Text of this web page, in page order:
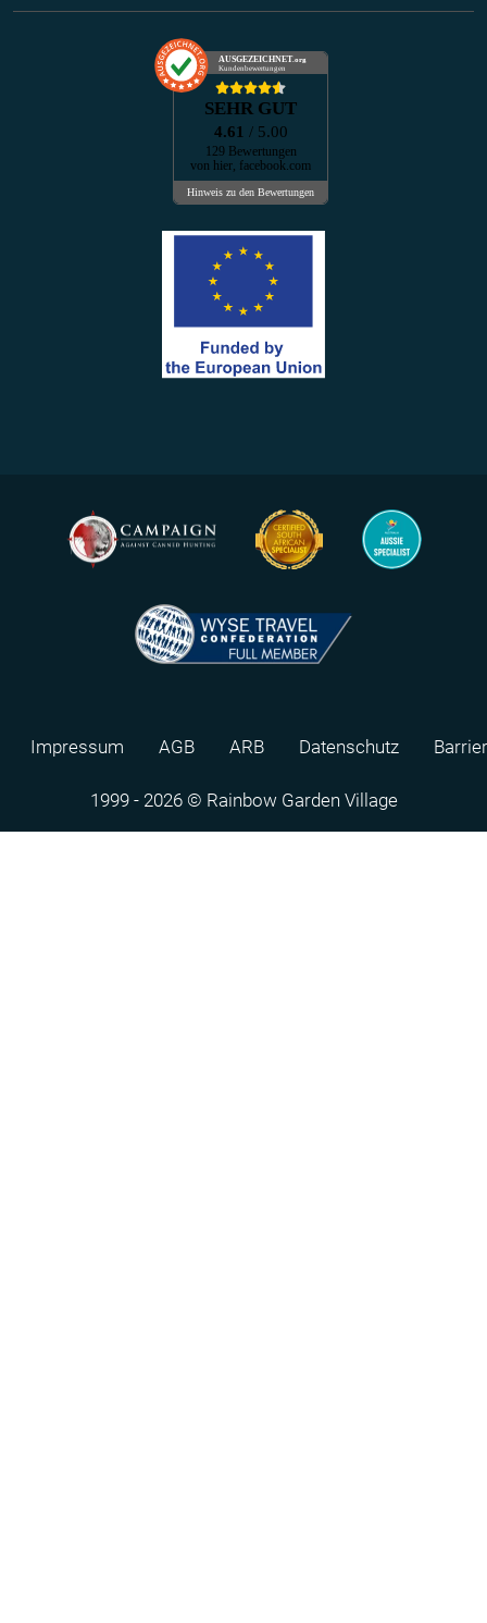
AUSGEZEICHNET .org
Kundenbewertungen
SEHR GUT
4.61 / 5.00
129 Bewertungen
von hier, facebook.com
Hinweis zu den Bewertungen
Impressum AGB ARB Datenschutz
1999 - 2026 © Rainbow Garden Village